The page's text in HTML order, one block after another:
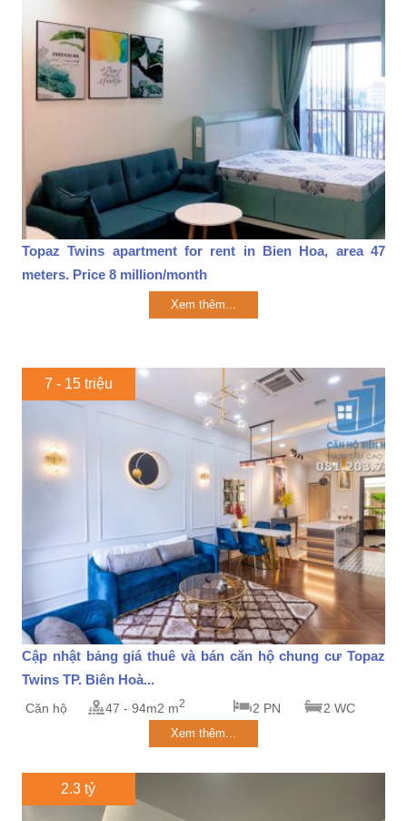
Topaz Twins apartment for rent in Bien Hoa, area 47
meters. Price 8 million/month
Xem thêm...
7 - 15 triệu
Cập nhật bảng giá thuê và bán căn hộ chung cư Topaz
Twins TP. Biên Hoà...
Căn hộ 47 - 94m2 m2 2 PN 2 WC
Xem thêm...
2.3 tỷ